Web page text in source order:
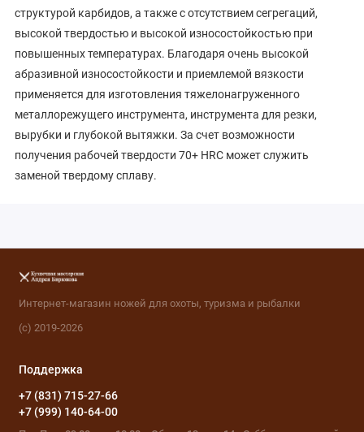
структурой карбидов, а также с отсутствием сегрегаций,
высокой твердостью и высокой износостойкостью при
повышенных температурах. Благодаря очень высокой
абразивной износостойкости и приемлемой вязкости
применяется для изготовления тяжелонагруженного
металлорежущего инструмента, инструмента для резки,
вырубки и глубокой вытяжки. За счет возможности
получения рабочей твердости 70+ HRC может служить
заменой твердому сплаву.
Интернет-магазин ножей для охоты, туризма и рыбалки
(с) 2019-2026
Поддержка
+7 (831) 715-27-66
+7 (999) 140-64-00